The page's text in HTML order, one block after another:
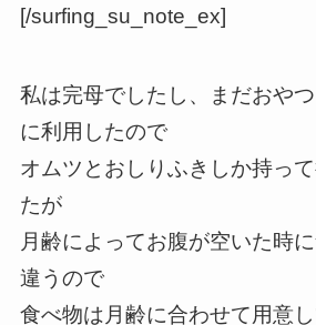
[/surfing_su_note_ex]
私は完母でしたし、まだおや
に利用したので
オムツとおしりふきしか持っ
たが
月齢によってお腹が空いた時
違うので
食べ物は月齢に合わせて用意